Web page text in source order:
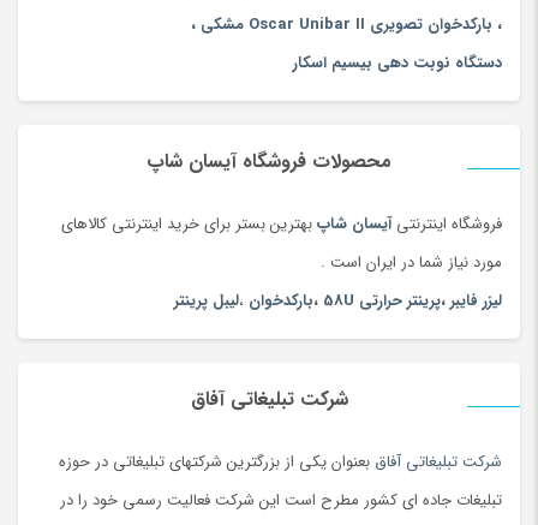
، بارکدخوان تصویری Oscar Unibar II مشکی
،
دستگاه نوبت دهی بیسیم اسکار
محصولات فروشگاه آیسان شاپ
فروشگاه اینترنتیآیسان شاپبهترین بستر برای خرید اینترنتی کالاهای
مورد نیاز شما در ایران است .
لیزر فایبر،پرینتر حرارتی 58U ،بارکدخوان ،لیبل پرینتر
شرکت تبلیغاتی آفاق
شرکت تبلیغاتی آفاق بعنوان یکی از بزرگترین شرکتهای تبلیغاتی در حوزه
تبلیغات جاده ای کشور مطرح است این شرکت فعالیت رسمی خود را در